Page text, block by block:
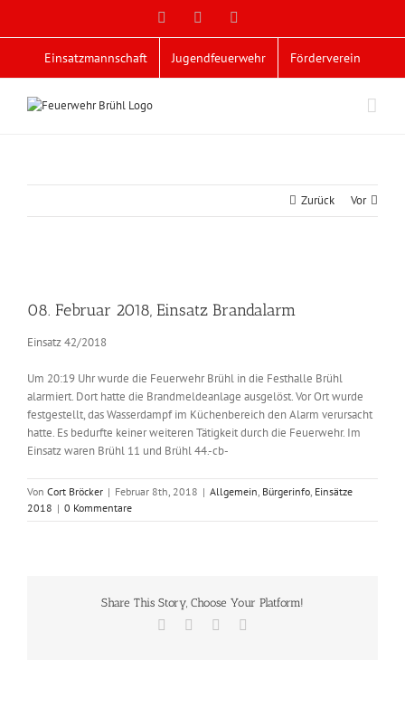
Facebook
Einsatzmannschaft Jugendfeuerwehr Förderverein
Zurück Vor
Bild
08. Februar 2018, Einsatz Brandalarm
Einsatz 42/2018
Um 20:19 Uhr wurde die Feuerwehr Brühl in die Festhalle Brühl
alarmiert. Dort hatte die Brandmeldeanlage ausgelöst. Vor Ort wurde
festgestellt, das Wasserdampf im Küchenbereich den Alarm verursacht
hatte. Es bedurfte keiner weiteren Tätigkeit durch die Feuerwehr. Im
Einsatz waren Brühl 11 und Brühl 44.-cb-
Von Cort Bröcker | Februar 8th, 2018 | Allgemein, Bürgerinfo, Einsätze
2018 | 0 Kommentare
Share This Story, Choose Your Platform!
Facebook